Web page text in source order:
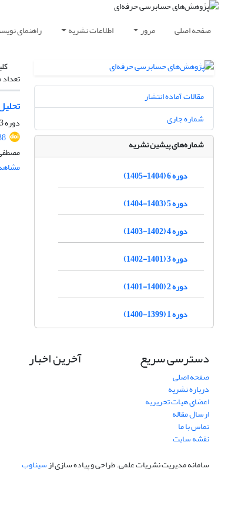
صفحه اصلی مرور اطلاعات نشریه راهنمای
دوره 3، شماره 11، تابستان 1402، صفحه
مقالات آماده انتشار
شماره جاری
شماره‌های پیشین نشریه
دوره 6 (1404-1405)
دوره 5 (1403-1404)
دوره 4 (1402-1403)
دوره 3 (1401-1402)
دوره 2 (1400-1401)
دوره 1 (1399-1400)
دسترسی سریع
صفحه اصلی
درباره نشریه
اعضای هیات تحریریه
ارسال مقاله
تماس با ما
نقشه سایت
آخرین اخبار
سامانه مدیریت نشریات علمی.طراحی و پیاده سازی ازسیناوب